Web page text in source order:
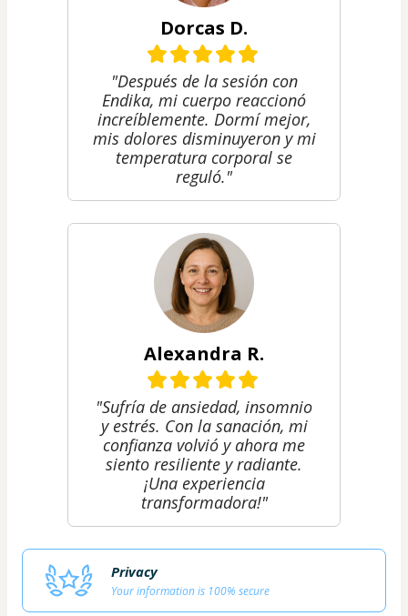
Dorcas D.
"Después de la sesión con
Endika, mi cuerpo reaccionó
increíblemente. Dormí mejor,
mis dolores disminuyeron y mi
temperatura corporal se
reguló."
Alexandra R.
"Sufría de ansiedad, insomnio
y estrés. Con la sanación, mi
confianza volvió y ahora me
siento resiliente y radiante.
¡Una experiencia
transformadora!"
Privacy
Your information is 100% secure